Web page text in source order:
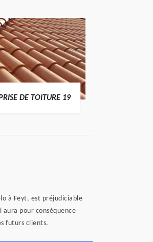
DE TOITURE 19
à Feyt, est préjudiciable
pour conséquence
futurs clients.